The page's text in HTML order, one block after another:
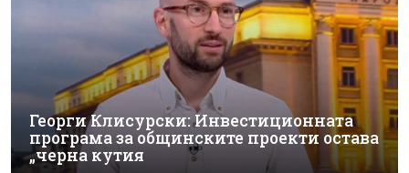
Георги Клисурски: Инвестиционната
програма за общинските проекти остава
„черна кутия